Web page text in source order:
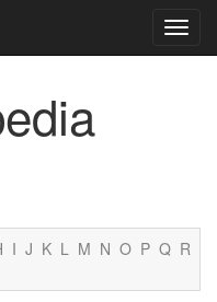
I J K L M N O P Q R